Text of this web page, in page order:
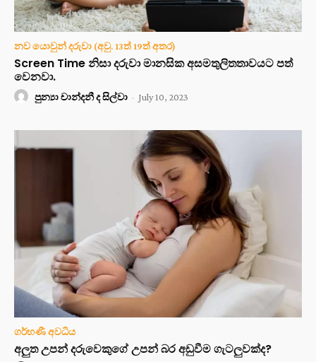
නව යොවුන් දරුවා (අවු. 13ත් 19ත් අතර)
Screen Time නිසා දරුවා මානසික අසමතුලිතතාවයට පත්
වෙනවා.
පුන්‍යා චාන්දනී ද සිල්වා - July 10, 2023
ගර්භණී අවධිය
අලුත උපන් දරුවෙකුගේ උපන් බර අඩුවීම ගැටලුවක්ද?